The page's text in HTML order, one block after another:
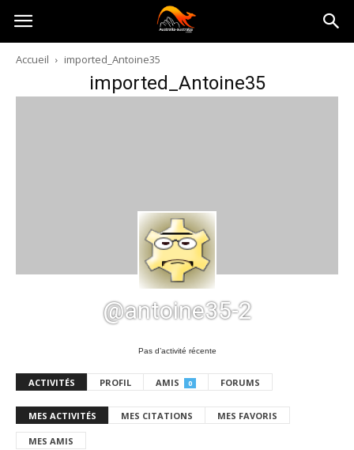
Australia-
australie.com
Accueil imported_Antoine35
imported_Antoine35
@antoine35-2
Pas d’activité récente
ACTIVITÉS PROFIL AMIS 0 FORUMS
MES ACTIVITÉS MES CITATIONS MES FAVORIS
MES AMIS